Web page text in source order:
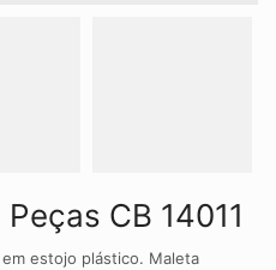
CB 14011
em estojo plástico. Maleta